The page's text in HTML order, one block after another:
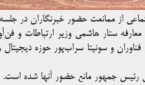
از ممانعت حضور خبرنگاران در
ستار هاشمی وزیر ارتباطات و
و سونیتا سراب‌پور حوزه
رئیس جمهور مانع حضور آنها شده است.